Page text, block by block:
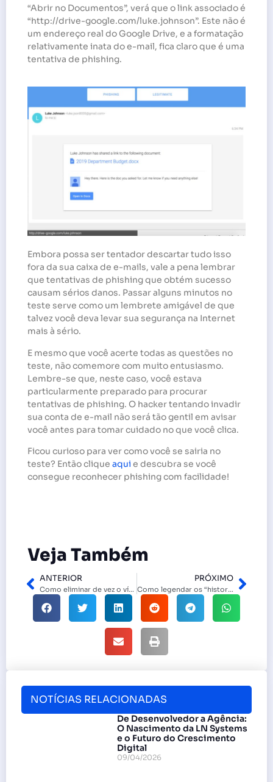
“Abrir no Documentos”, verá que o link associado é
“http://drive-google.com/luke.johnson”. Este não é
um endereço real do Google Drive, e a formatação
relativamente inata do e-mail, fica claro que é uma
tentativa de phishing.
Embora possa ser tentador descartar tudo isso
fora da sua caixa de e-mails, vale a pena lembrar
que tentativas de phishing que obtém sucesso
causam sérios danos. Passar alguns minutos no
teste serve como um lembrete amigável de que
talvez você deva levar sua segurança na Internet
mais à sério.
E mesmo que você acerte todas as questões no
teste, não comemore com muito entusiasmo.
Lembre-se que, neste caso, você estava
particularmente preparado para procurar
tentativas de phishing. O hacker tentando invadir
sua conta de e-mail não será tão gentil em avisar
você antes para tomar cuidado no que você clica.
Ficou curioso para ver como você se sairia no
teste? Então clique aqui e descubra se você
consegue reconhecer phishing com facilidade!
Veja Também
ANTERIOR
Como eliminar de vez o vírus ransomware do seu PC
PRÓXIMO
Como legendar os “histories” do Instagram automaticamente
NOTÍCIAS RELACIONADAS
De Desenvolvedor a Agência:
O Nascimento da LN Systems
e o Futuro do Crescimento
Digital
09/04/2026